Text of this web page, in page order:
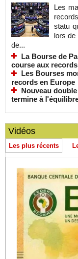
Les
statu
lors de
de...
La Bourse de
course aux records
Les Bourses
records en Europe
Nouveau
termine à
Vidéos
Les plus récents